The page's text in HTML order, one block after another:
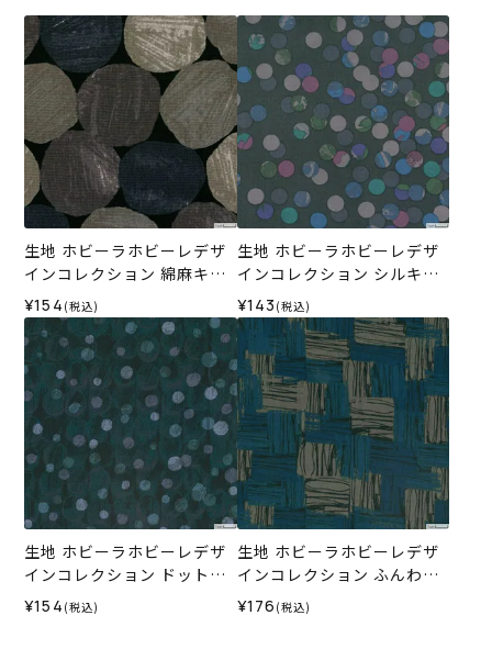
生地 ホビーラホビーレデザ
インコレクション 綿麻キャ
ンバス 手描き風水玉＜3GR
＞
¥154 (税込)
生地 ホビーラホビーレデザ
インコレクション シルキー
ローン カラフルドットボー
ダー＜3GR＞
¥143 (税込)
生地 ホビーラホビーレデザ
インコレクション ドットボ
ーダー＜7G＞
¥154 (税込)
生地 ホビーラホビーレデザ
インコレクション ふんわり
コットン バスケット＜2N＞
¥176 (税込)